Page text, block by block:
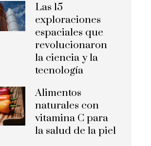
Las 15
exploraciones
espaciales que
revolucionaron
la ciencia y la
tecnología
Alimentos
naturales con
vitamina C para
la salud de la piel